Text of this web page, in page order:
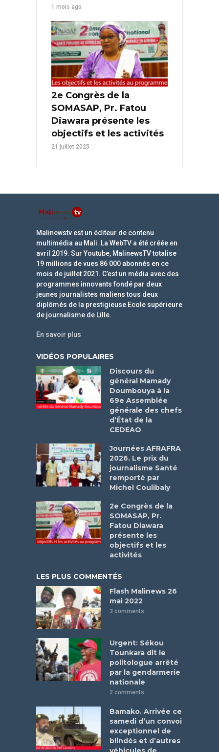
1 mois ago
2e Congrès de la
SOMASAP, Pr. Fatou
Diawara présente les
objectifs et les activités
21 juillet 2025
Malinewstv est un éditeur de contenu
multimédia au Mali. La WebTV a été créée en
avril 2019. Sur Youtube, MalinewsTV totalise
19 millions de vues 86 000 abonnés en ce
mois de juillet 2021. C’est un média avec des
programmes innovants fondé par deux
jeunes journalistes maliens tous deux
diplômés de la prestigieuse Ecole supérieure
de journalisme de Lille.
En savoir plus
VIDÉOS POPULAIRES
Discours du
général Mamady
Doumbouya à la
69e Assemblée
générale des chefs
d’État de la
CEDEAO
Journées AFRAFRA
2026. Le prix du
journalisme Santé
remporté par
Michel Coulibaly
2e Congrès de la
SOMASAP, Pr.
Fatou Diawara
présente les
objectifs et les
activités
LES PLUS COMMENTÉS
Flash Malinews 26
mai 2022
3 comments
Urgent: Sékou
Tounkara dit le
politologue arrêté
par la gendarmerie
nationale
2 comments
Bamako. Arrivée ce
samedi d’un convoi
exceptionnel de
blindés et d’autres